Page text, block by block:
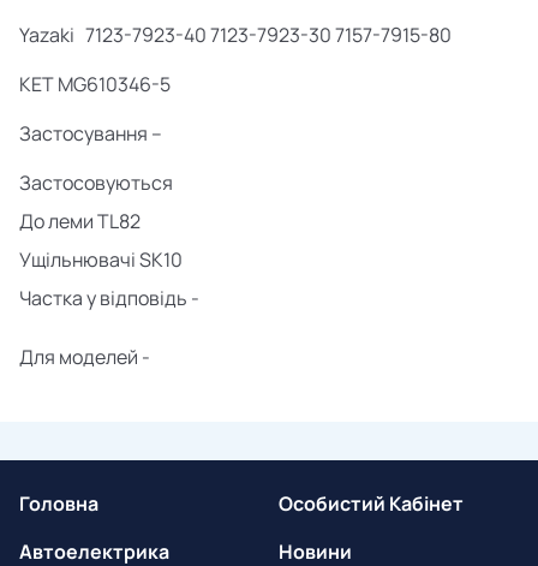
Yazaki 7123-7923-40 7123-7923-30 7157-7915-80
KETMG610346-5
Застосування –
Застосовуються
Долеми TL82
Ущільнювачі SK10
Частка у відповідь -
Для моделей -
Головна
Автоелектрика
Особистий Кабінет
Новини